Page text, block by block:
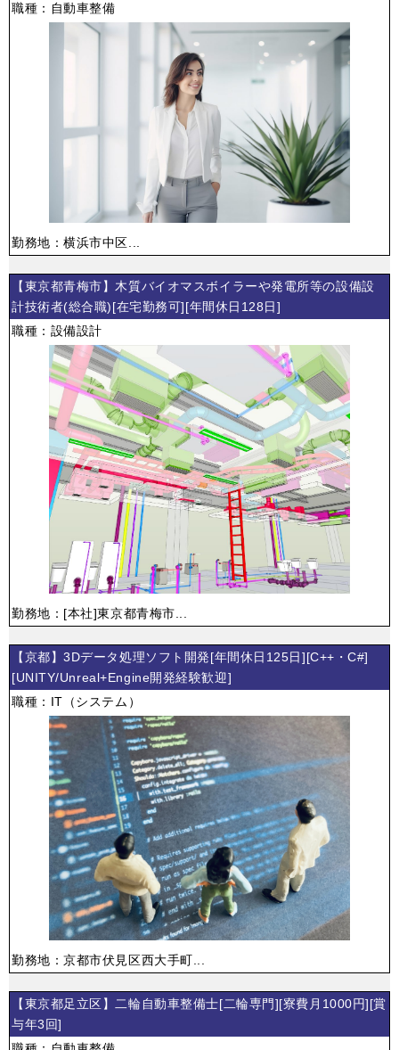
職種：自動車整備
勤務地：横浜市中区...
【東京都青梅市】木質バイオマスボイラーや発電所等の設備設
計技術者(総合職)[在宅勤務可][年間休日128日]
職種：設備設計
勤務地：[本社]東京都青梅市...
【京都】3Dデータ処理ソフト開発[年間休日125日][C++・C#]
[UNITY/Unreal+Engine開発経験歓迎]
職種：IT（システム）
勤務地：京都市伏見区西大手町...
【東京都足立区】二輪自動車整備士[二輪専門][寮費月1000円][賞
与年3回]